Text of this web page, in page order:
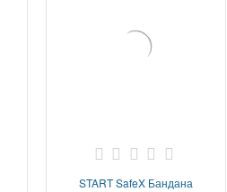
START SafeX Бандана